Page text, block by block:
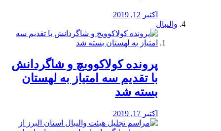
اکتبر 12, 2019
والیبال
پرونده کولاکوویچ و شاگردانش
با تقدیم سه امتیاز به لهستان
بسته شد
اکتبر 17, 2019